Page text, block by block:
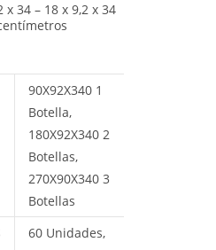
x 34 – 18 x 9,2 x 34
90X92X340 1
Botella,
180X92X340 2
Botellas,
270X90X340 3
Botellas
60 Unidades,